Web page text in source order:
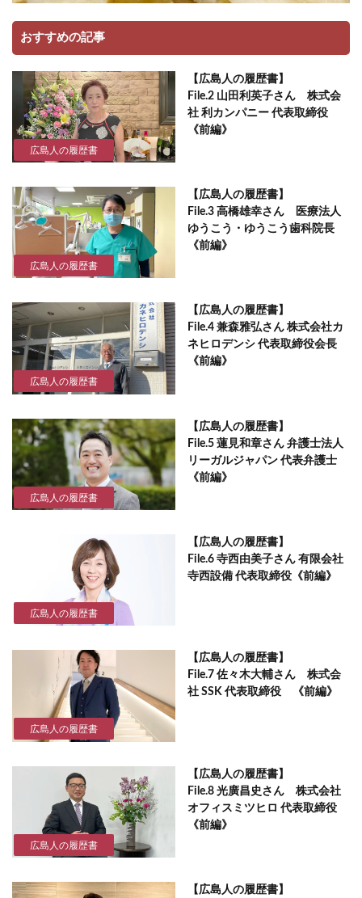
おすすめの記事
広島人の履歴書
【広島人の履歴書】
File.2 山田利英子さん 株式会
社 利カンパニー 代表取締役
《前編》
広島人の履歴書
【広島人の履歴書】
File.3 高橋雄幸さん 医療法人
ゆうこう・ゆうこう歯科院長
《前編》
広島人の履歴書
【広島人の履歴書】
File.4 兼森雅弘さん 株式会社カ
ネヒロデンシ 代表取締役会長
《前編》
広島人の履歴書
【広島人の履歴書】
File.5 蓮見和章さん 弁護士法人
リーガルジャパン 代表弁護士
《前編》
広島人の履歴書
【広島人の履歴書】
File.6 寺西由美子さん 有限会社
寺西設備 代表取締役《前編》
広島人の履歴書
【広島人の履歴書】
File.7 佐々木大輔さん 株式会
社 SSK 代表取締役 《前編》
広島人の履歴書
【広島人の履歴書】
File.8 光廣昌史さん 株式会社
オフィスミツヒロ 代表取締役
《前編》
【広島人の履歴書】